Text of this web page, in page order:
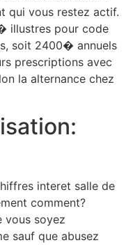
qui vous restez actif.
illustres pour code
soit 2400� annuels
prescriptions avec
la alternance chez
interet salle de
comment?
vous soyez
sauf que abusez